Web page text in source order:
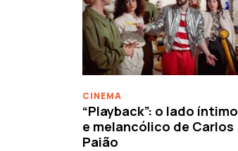
CINEMA
“Playback”: o lado íntimo
e melancólico de Carlos
Paião
‹